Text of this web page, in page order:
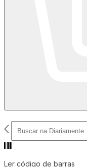
Ler código de barras